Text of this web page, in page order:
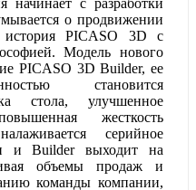
о продвижении
история PICASO 3D с
Модель нового
PICASO 3D Builder, ее
становится
стола, улучшенное
жесткость
серийное
и Builder выходит на
объемы продаж и
команды компании,